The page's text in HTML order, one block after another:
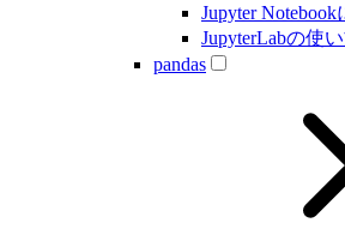
Jupyter
JupyterLabの使
pandas